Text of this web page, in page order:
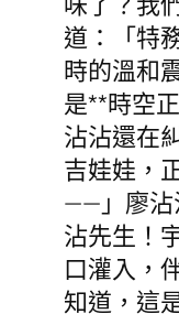
道：「特
時的溫和
是**時空
沾沾還在
吉娃娃，
——」廖沾
沾先生！
口灌入，
知道，這